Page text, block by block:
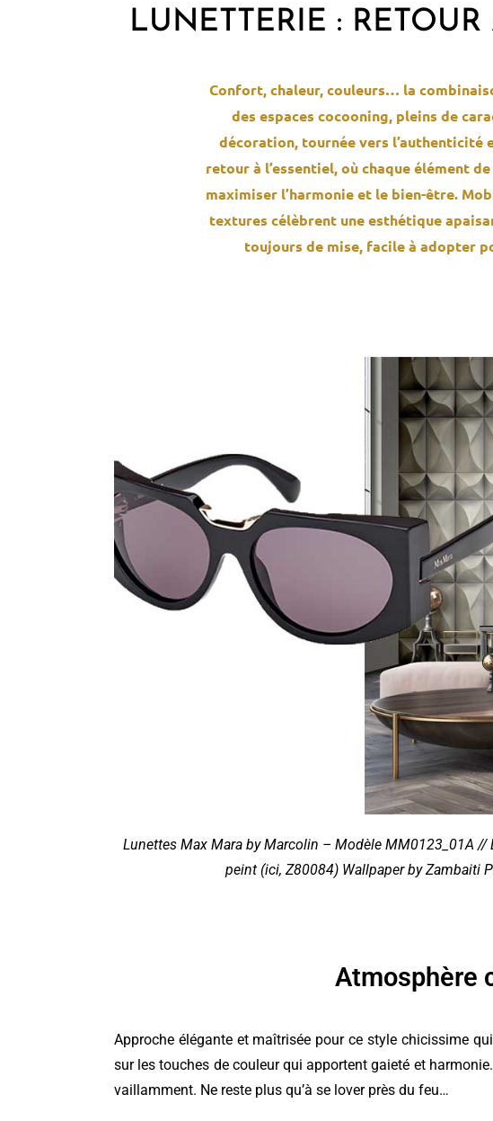
LUNETTERIE :
Confort, chaleur, couleurs… la
des espaces cocooning, pleins de
décoration, tournée vers l’authenticité
retour à l’essentiel, où chaque élément
maximiser l’harmonie et le bien-être.
textures célèbrent une esthétique
toujours de mise, facile à adopter
Lunettes Max Mara by Marcolin – Modèle MM0123_01A
peint (ici, Z80084) Wallpaper by Zambaiti
Atmosphère
Approche élégante et maîtrisée pour ce style chicissime
sur les touches de couleur qui apportent gaieté et
vaillamment. Ne reste plus qu’à se lover près du feu…